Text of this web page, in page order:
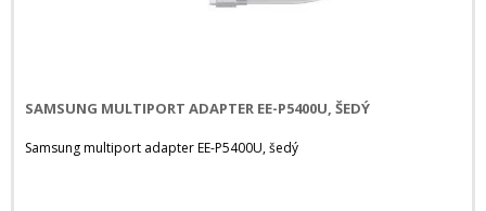
SAMSUNG MULTIPORT ADAPTER EE-P5400U, ŠEDÝ
Samsung multiport adapter EE-P5400U, šedý